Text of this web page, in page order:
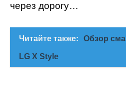
через дорогу…
Читайте также: Обзор
LG X Style